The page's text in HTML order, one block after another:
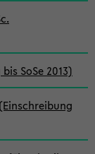
SoSe 2013)